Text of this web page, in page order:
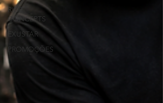
RIDE
CONCEPTS
EXUSTAR
PROMOÇÕES